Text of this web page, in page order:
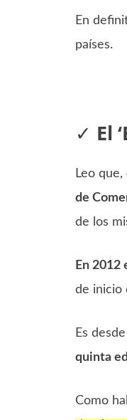
En
países.
✓ El
Leo que,
de
de los
En
de inicio
Es
quinta
Como